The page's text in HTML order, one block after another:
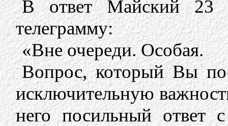
В ответ Майский 23
телеграмму:
«Вне очереди. Особая.
Вопрос, который Вы
исключительную
него посильный ответ